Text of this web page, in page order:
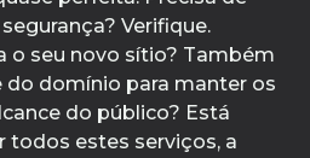
Verifique.
o seu novo sítio? Também
do domínio para manter os
do público? Está
todos estes serviços, a